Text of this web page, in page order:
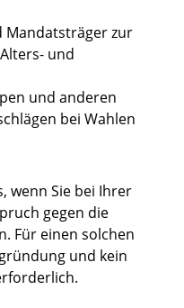
Mandatsträger zur
und
und anderen
bei Wahlen
wenn Sie bei Ihrer
gegen die
Für einen solchen
und kein